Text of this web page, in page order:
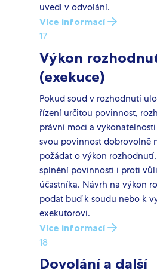
uvedl v odvolání.
Více informací
17
Výkon
(exekuce)
Pokud soud v rozhodnutí
řízení určitou povinnost,
právní moci a
svou povinnost dobrovolně
požádat o výkon
splnění povinnosti i proti
účastníka. Návrh na výkon
podat buď k soudu nebo k
exekutorovi.
Více informací
18
Dovolání a další